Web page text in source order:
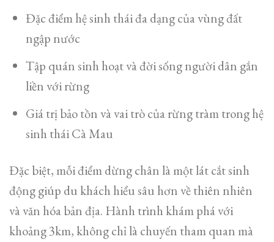
Đặc điểm hệ sinh thái đa dạng của vùng đất
ngập nước
Tập quán sinh hoạt và đời sống người dân gắn
liền với rừng
Giá trị bảo tồn và vai trò của rừng tràm trong hệ
sinh thái Cà Mau
Đặc biệt, mỗi điểm dừng chân là một lát cắt sinh
động giúp du khách hiểu sâu hơn về thiên nhiên
và văn hóa bản địa. Hành trình khám phá với
khoảng 3km, không chỉ là chuyến tham quan mà